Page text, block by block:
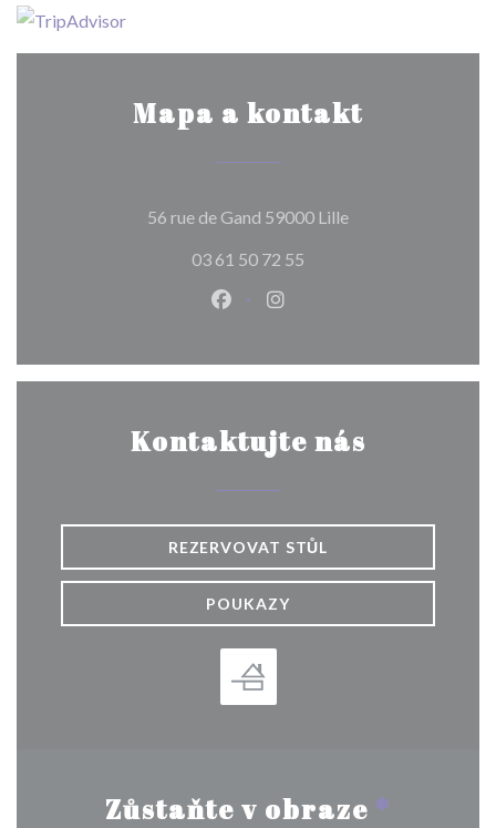
Mapa a kontakt
56 rue de Gand 59000 Lille((otevře se v
03 61 50 72 55
Facebook ((otevře se v novém
Instagram ((otevře se v
Kontaktujte nás
REZERVOVAT STŮL
POUKAZY
Zůstaňte v obraze *